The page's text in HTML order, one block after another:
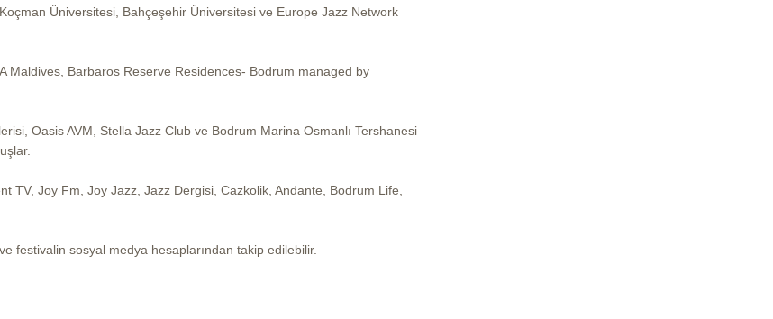
Üniversitesi, Bahçeşehir Üniversitesi ve Europe Jazz Network
Maldives, Barbaros Reserve Residences- Bodrum managed by
Oasis AVM, Stella Jazz Club ve Bodrum Marina Osmanlı Tershanesi
TV, Joy Fm, Joy Jazz, Jazz Dergisi, Cazkolik, Andante, Bodrum Life,
festivalin sosyal medya hesaplarından takip edilebilir.